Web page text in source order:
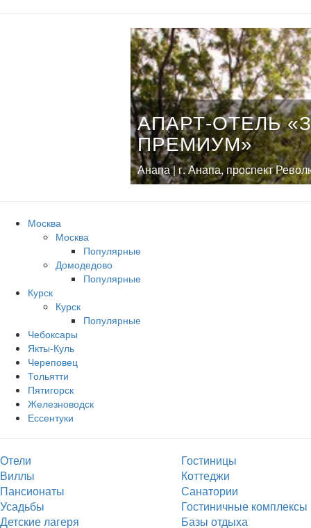
АПАРТ-ОТЕЛЬ
ПРЕМИУМ»
Анапа | г. Анапа, проспект
Москва
Москва
Популярные
Домодедово
Популярные
Курск
Курск
Популярные
Чебоксары
Якты-Куль
Череповец
Тольятти
Пятигорск
Железноводск
Ессентуки
Отели
Гостиницы
Виллы
Коттеджи
Пансионаты
Санатории
Усадьбы
Гостиничные комплексы
Детские лагеря
Базы отдыха